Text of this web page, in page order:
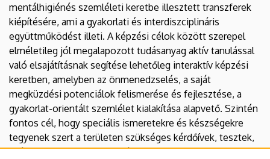
mentálhigiénés szemléleti keretbe illesztett transzferek
kiépítésére, ami a gyakorlati és interdiszciplináris
együttműködést illeti. A képzési célok között szerepel
elméletileg jól megalapozott tudásanyag aktív tanulással
való elsajátításnak segítése lehetőleg interaktív képzési
keretben, amelyben az önmenedzselés, a saját
megküzdési potenciálok felismerése és fejlesztése, a
gyakorlat-orientált szemlélet kialakítása alapvető. Szintén
fontos cél, hogy speciális ismeretekre és készségekre
tegyenek szert a területen szükséges kérdőívek, tesztek,
széleskörű pszichometriai és pszichodiagnosztikai